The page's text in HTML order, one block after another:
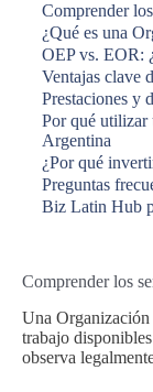
Comprender
¿Qué es una
OEP vs. EOR:
Ventajas clave
Prestaciones y
Por qué utilizar
Argentina
¿Por qué
Preguntas
Biz Latin Hub
Comprender los
Una Organización
trabajo
observa